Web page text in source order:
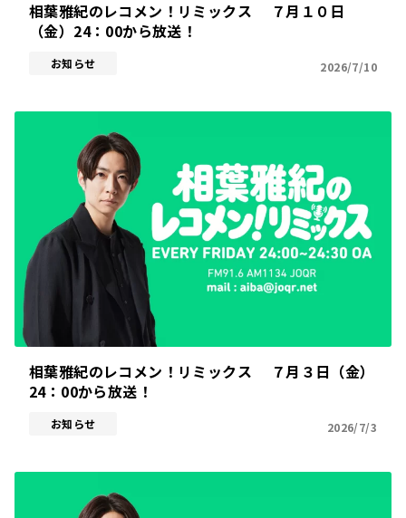
相葉雅紀のレコメン！リミックス ７月１０日
（金）24：00から放送！
お知らせ 2026/7/10
相葉雅紀のレコメン！リミックス ７月３日（金）
24：00から放送！
お知らせ 2026/7/3